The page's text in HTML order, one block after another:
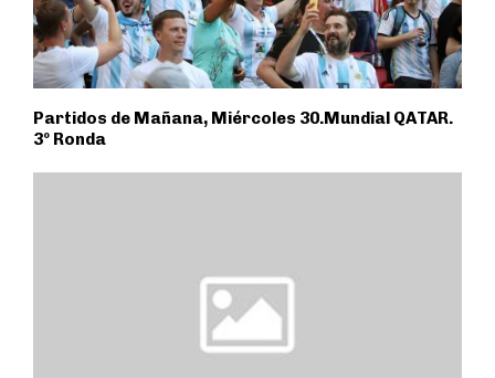
Partidos de Mañana, Miércoles 30.Mundial QATAR.
3º Ronda